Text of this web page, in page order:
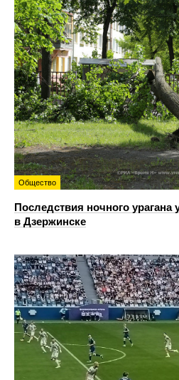
Общество
Последствия ночного урагана
в Дзержинске